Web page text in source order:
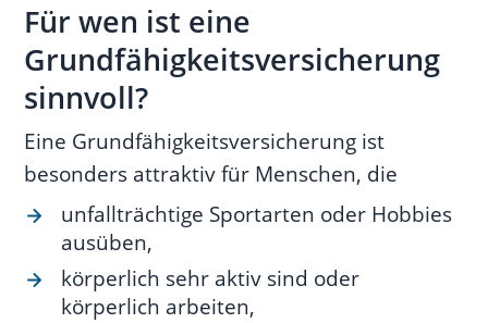
Für wen ist eine
Grundfähigkeitsversicherung
sinnvoll?
Eine Grundfähigkeitsversicherung ist
besonders attraktiv für Menschen, die
unfallträchtige Sportarten oder Hobbies
ausüben,
körperlich sehr aktiv sind oder
körperlich arbeiten,